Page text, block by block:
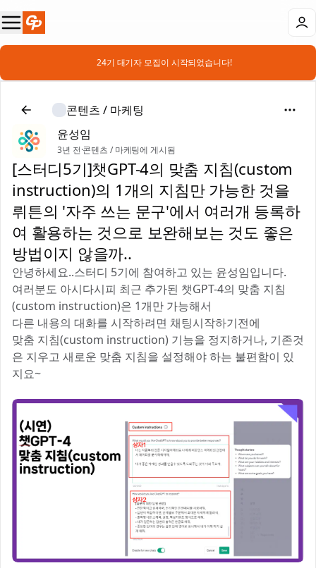
📣 24기 대기자 모집이 시작되었습니다!
콘텐츠 / 마케팅
윤성임
3년 전·콘텐츠 / 마케팅에 게시됨
[스터디5기]챗GPT-4의 맞춤 지침(custom
instruction)의 1개의 지침만 가능한 것을
뤼튼의 '자주 쓰는 문구'에서 여러개 등록하
여 활용하는 것으로 보완해보는 것도 좋은
방법이지 않을까..
안녕하세요..스터디 5기에 참여하고 있는 윤성임입니다.
여러분도 아시다시피 최근 추가된 챗GPT-4의 맞춤 지침
(custom instruction)은 1개만 가능해서
다른 내용의 대화를 시작하려면 채팅시작하기전에
맞춤 지침(custom instruction) 기능을 정지하거나, 기존것
은 지우고 새로운 맞춤 지침을 설정해야 하는 불편함이 있
지요~